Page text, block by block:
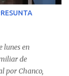
de Chanco,
El informe
se registró en
lunes en
de
por Chanco,